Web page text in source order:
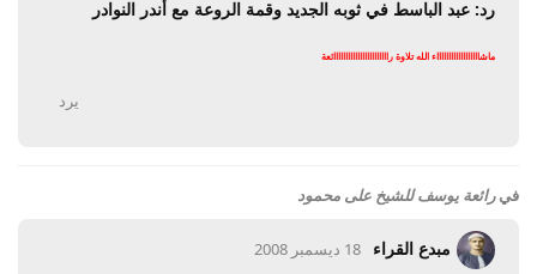
رد: عبد الباسط في ثوبه الجديد وقمة الروعة مع أندر النوادر
ماشااااااااااااااااااء الله تلاوة رااااااااااااااااااااااائعة
يرد
فيرائعة يوسف للشيخ على محمود
مبدع القراء 18 ديسمبر 2008